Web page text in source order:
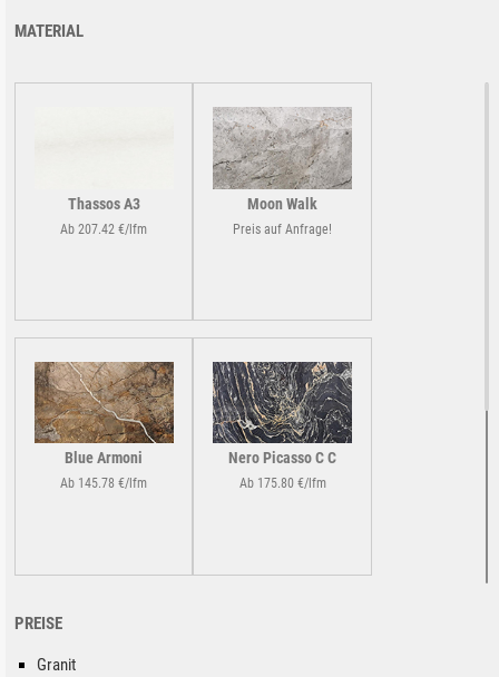
MATERIAL
Thassos A3
Ab 207.42 €/lfm
Moon Walk
Preis auf Anfrage!
Blue Armoni
Ab 145.78 €/lfm
Nero Picasso C C
Ab 175.80 €/lfm
PREISE
Granit